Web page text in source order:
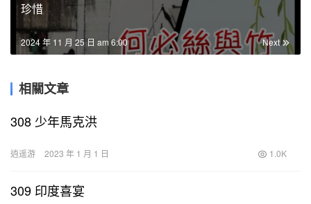
珍惜
Next
2024 年 11 月 25 日 am 6:00
相關文章
308 少年馬克洪
逍遥游 2023 年 1 月 1 日 1.0K
309 印度喜宴